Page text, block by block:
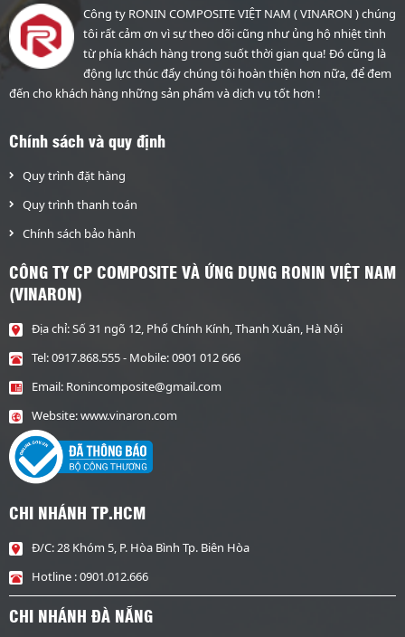
Công ty RONIN COMPOSITE VIỆT NAM ( VINARON ) chúng
tôi rất cảm ơn vì sự theo dõi cũng như ủng hộ nhiệt tình
từ phía khách hàng trong suốt thời gian qua! Đó cũng là
động lực thúc đẩy chúng tôi hoàn thiện hơn nữa, để đem
đến cho khách hàng những sản phẩm và dịch vụ tốt hơn !
Chính sách và quy định
Quy trình đặt hàng
Quy trình thanh toán
Chính sách bảo hành
CÔNG TY CP COMPOSITE VÀ ỨNG DỤNG RONIN VIỆT NAM
(VINARON)
Địa chỉ: Số 31 ngõ 12, Phố Chính Kính, Thanh Xuân, Hà Nội
Tel:0917.868.555- Mobile:0901 012 666
Email: Ronincomposite@gmail.com
Website:www.vinaron.com
CHI NHÁNH TP.HCM
Đ/C: 28 Khóm 5, P. Hòa Bình Tp. Biên Hòa
Hotline : 0901.012.666
CHI NHÁNH ĐÀ NẴNG